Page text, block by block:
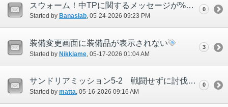
スウォーム！中TPに関するメッセージが%付きで表記
Started by Banaslab‎, 05-24-2026 09:23 PM
0
装備変更画面に装備品が表示されない
Started by Nikkiame ‎, 05-17-2026 01:04 AM
3
サンドリアミッション5-2 戦闘せずに討伐イベントが発生
Started by matta‎, 05-16-2026 09:16 AM
0